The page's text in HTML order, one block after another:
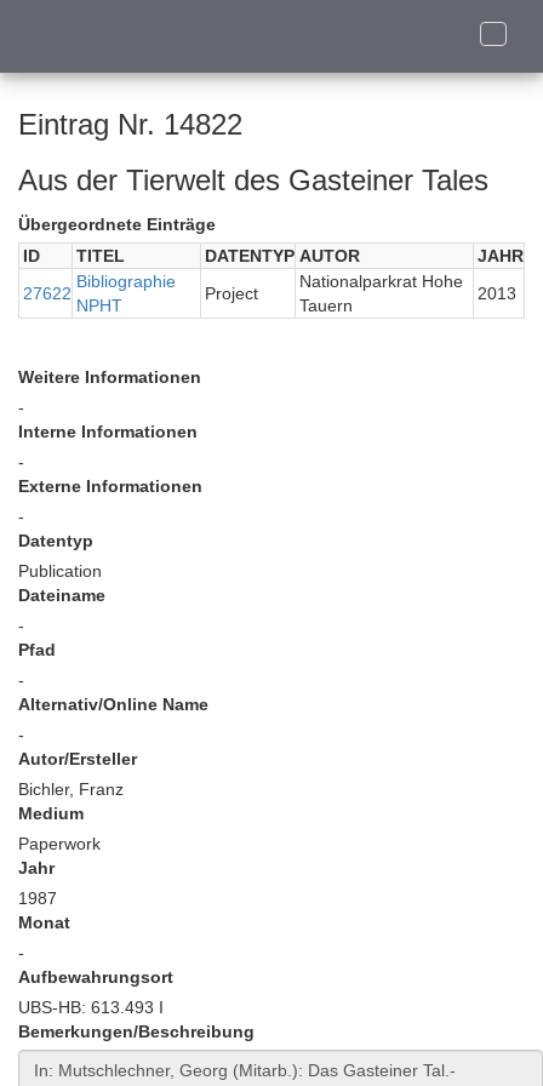
Toggle
Eintrag Nr. 14822
Aus der Tierwelt des Gasteiner Tales
Übergeordnete Einträge
ID
TITEL DATENTYP AUTOR
JAHR
27622
Bibliographie
NPHT
Project
Nationalparkrat Hohe
Tauern
2013
Weitere Informationen
-
Interne Informationen
-
Externe Informationen
-
Datentyp
Publication
Dateiname
-
Pfad
-
Alternativ/Online Name
-
Autor/Ersteller
Bichler, Franz
Medium
Paperwork
Jahr
1987
Monat
-
Aufbewahrungsort
UBS-HB: 613.493 I
Bemerkungen/Beschreibung